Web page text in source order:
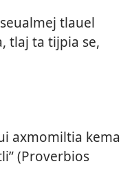
tlauel
tlaj ta tijpia se,
axmomiltia kema
(Proverbios